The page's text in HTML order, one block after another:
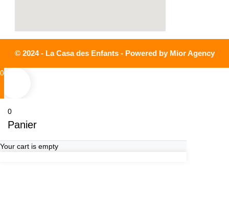
© 2024 - La Casa des Enfants - Powered by Mior Agency
0
0
Panier
Your cart is empty